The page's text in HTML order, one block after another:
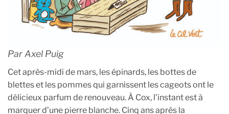
Par Axel Puig
Cet après-midi de mars, les épinards, les bottes de
blettes et les pommes qui garnissent les cageots ont le
délicieux parfum de renouveau. À Cox, l’instant est à
marquer d’une pierre blanche. Cinq ans après la